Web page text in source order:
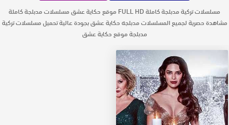
مسلسلات تركية مدبلجة كاملة FULL HD موقع حكاية عشق مسلسلات مدبلجة كاملة
مشاهدة حصرية لجميع المسلسلات مدبلجه حكاية عشق بجودة عالية تحميل مسلسلات تركية
مدبلجة موقع حكاية عشق